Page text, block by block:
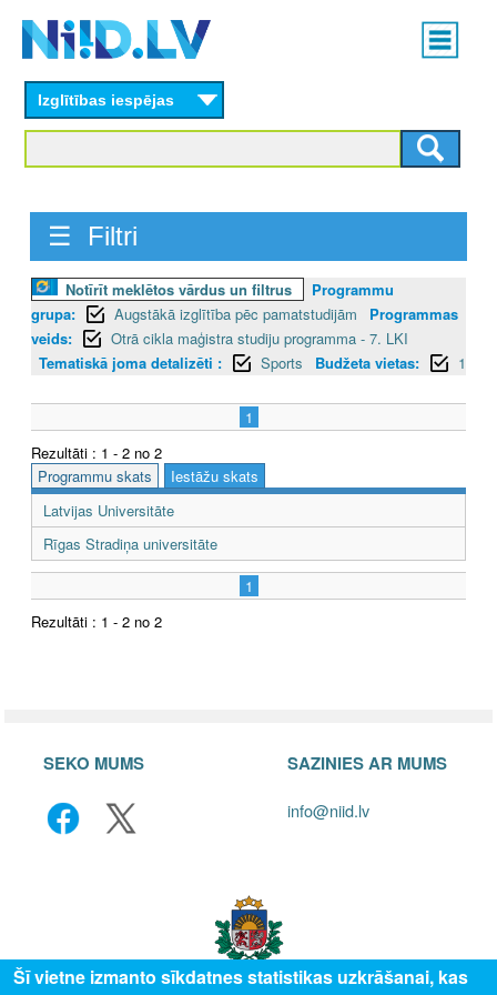
content
Main
menu
Izglītības iespējas
☰ Filtri
Notīrīt meklētos vārdus un filtrus
Programmu
grupa:
Augstākā izglītība pēc pamatstudijām
Programmas
veids:
Otrā cikla maģistra studiju programma - 7. LKI
Tematiskā joma detalizēti :
Sports Budžeta vietas: 1
1
Rezultāti : 1 - 2 no 2
Programmu skats
Iestāžu skats
Latvijas Universitāte
Rīgas Stradiņa universitāte
1
Rezultāti : 1 - 2 no 2
SEKO MUMS SAZINIES AR MUMS
info@niid.lv
Šī vietne izmanto sīkdatnes statistikas uzkrāšanai, kas